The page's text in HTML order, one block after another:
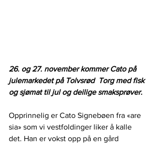
26. og 27. november kommer Cato på
julemarkedet på Tolvsrød  Torg med fisk
og sjømat til jul og deilige smaksprøver.
Opprinnelig er Cato Signebøen fra «are
sia» som vi vestfoldinger liker å kalle
det. Han er vokst opp på en gård